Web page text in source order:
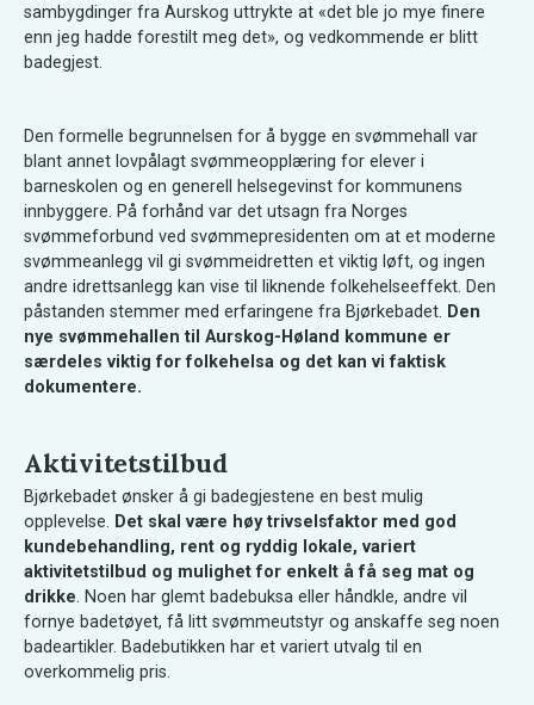
sambygdinger fra Aurskog uttrykte at «det ble jo mye finere
enn jeg hadde forestilt meg det», og vedkommende er blitt
badegjest.
Den formelle begrunnelsen for å bygge en svømmehall var
blant annet lovpålagt svømmeopplæring for elever i
barneskolen og en generell helsegevinst for kommunens
innbyggere. På forhånd var det utsagn fra Norges
svømmeforbund ved svømmepresidenten om at et moderne
svømmeanlegg vil gi svømmeidretten et viktig løft, og ingen
andre idrettsanlegg kan vise til liknende folkehelseeffekt. Den
påstanden stemmer med erfaringene fra Bjørkebadet. Den
nye svømmehallen til Aurskog-Høland kommune er
særdeles viktig for folkehelsa og det kan vi faktisk
dokumentere.
Aktivitetstilbud
Bjørkebadet ønsker å gi badegjestene en best mulig
opplevelse. Det skal være høy trivselsfaktor med god
kundebehandling, rent og ryddig lokale, variert
aktivitetstilbud og mulighet for enkelt å få seg mat og
drikke. Noen har glemt badebuksa eller håndkle, andre vil
fornye badetøyet, få litt svømmeutstyr og anskaffe seg noen
badeartikler. Badebutikken har et variert utvalg til en
overkommelig pris.